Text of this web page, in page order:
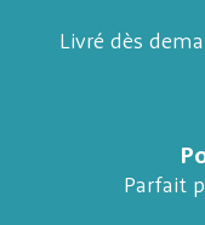
Livré dès
Parfait